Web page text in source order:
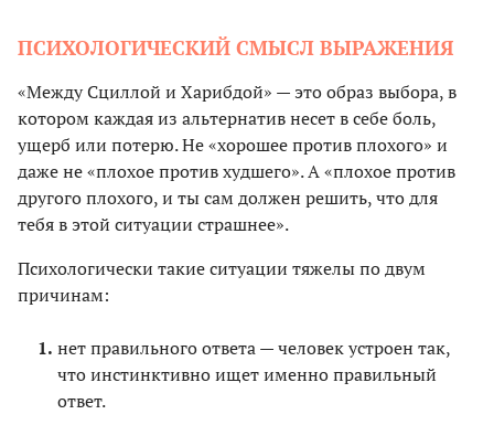
ПСИХОЛОГИЧЕСКИЙ СМЫСЛ ВЫРАЖЕНИЯ
«Между Сциллой и Харибдой» — это образ выбора, в
котором каждая из альтернатив несет в себе боль,
ущерб или потерю. Не «хорошее против плохого» и
даже не «плохое против худшего». А «плохое против
другого плохого, и ты сам должен решить, что для
тебя в этой ситуации страшнее».
Психологически такие ситуации тяжелы по двум
причинам:
нет правильного ответа — человек устроен так,
что инстинктивно ищет именно правильный
ответ.